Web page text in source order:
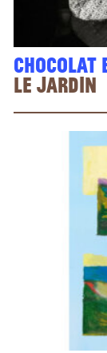
Chocolat
le jardin